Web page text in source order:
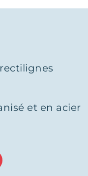
et en acier